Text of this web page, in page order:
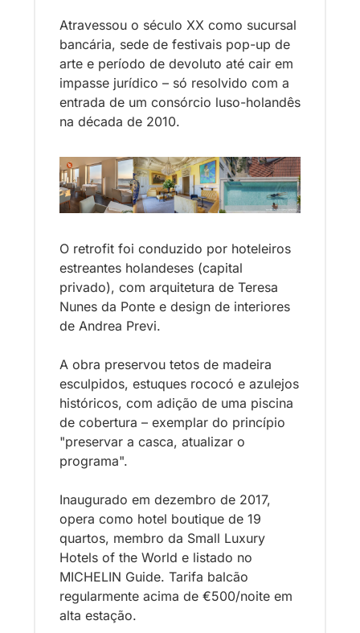
Atravessou o século XX como sucursal
bancária, sede de festivais pop-up de
arte e período de devoluto até cair em
impasse jurídico – só resolvido com a
entrada de um consórcio luso-holandês
na década de 2010.
O retrofit foi conduzido por hoteleiros
estreantes holandeses (capital
privado), com arquitetura de Teresa
Nunes da Ponte e design de interiores
de Andrea Previ.
A obra preservou tetos de madeira
esculpidos, estuques rococó e azulejos
históricos, com adição de uma piscina
de cobertura – exemplar do princípio
"preservar a casca, atualizar o
programa".
Inaugurado em dezembro de 2017,
opera como hotel boutique de 19
quartos, membro da Small Luxury
Hotels of the World e listado no
MICHELIN Guide. Tarifa balcão
regularmente acima de €500/noite em
alta estação.